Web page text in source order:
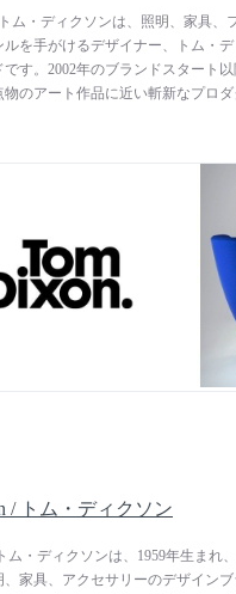
ム・ディクソンは、照明、家具、
ルを手がけるデザイナー、トム・
です。2002年のブランドスタート
物のアート作品に近い斬新なプロ
プローチを体現するものであり、
抜でユニークな部分を兼ね備えて
（ニューヨーク近代美術館）の
/ トム・ディクソン
ム・ディクソンは、1959年生まれ
、家具、アクセサリーのデザイン